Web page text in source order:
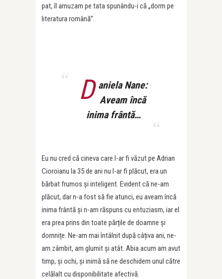
pat, îl amuzam pe tata spunându-i că „dorm pe
literatura română”.
D aniela Nane:
Aveam încă
inima frântă…
Eu nu cred că cineva care l-ar fi văzut pe Adrian
Cioroianu la 35 de ani nu l-ar fi plăcut, era un
bărbat frumos și inteligent. Evident că ne-am
plăcut, dar n-a fost să fie atunci, eu aveam încă
inima frântă și n-am răspuns cu entuziasm, iar el
era prea prins din toate părțile de doamne și
domnițe. Ne-am mai întâlnit după câțiva ani, ne-
am zâmbit, am glumit și atât. Abia acum am avut
timp, și ochi, și inimă să ne deschidem unul către
celălalt cu disponibilitate afectivă.